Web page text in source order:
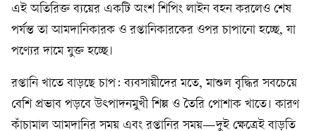
এই অতিরিক্ত ব্যয়ের একটি অংশ শিপিং লাইন বহন করলেও শেষ
পর্যন্ত তা আমদানিকারক ও রপ্তানিকারকের ওপর চাপানো হচ্ছে, যা
পণ্যের দামে যুক্ত হচ্ছে।
রপ্তানি খাতে বাড়ছে চাপ: ব্যবসায়ীদের মতে, মাশুল বৃদ্ধির সবচেয়ে
বেশি প্রভাব পড়বে উৎপাদনমুখী শিল্প ও তৈরি পোশাক খাতে। কারণ
কাঁচামাল আমদানির সময় এবং রপ্তানির সময়—দুই ক্ষেত্রেই বাড়তি